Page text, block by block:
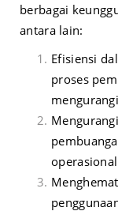
berbagai
antara lain:
Efisiensi
proses